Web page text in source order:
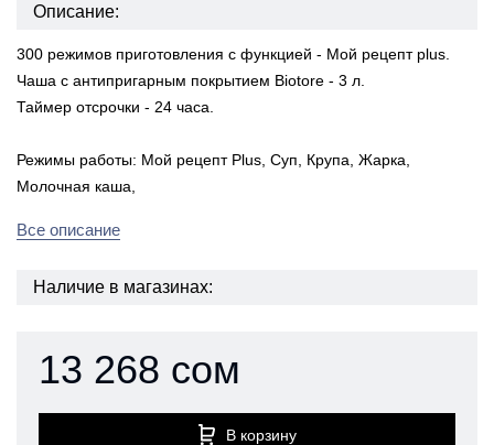
Описание:
300 режимов приготовления с функцией - Мой рецепт plus.
Чаша с антипригарным покрытием Biotore - 3 л.
Таймер отсрочки - 24 часа.
Режимы работы: Мой рецепт Plus, Суп, Крупа, Жарка,
Молочная каша,
Все описание
Наличие в магазинах:
13 268 сом
В корзину